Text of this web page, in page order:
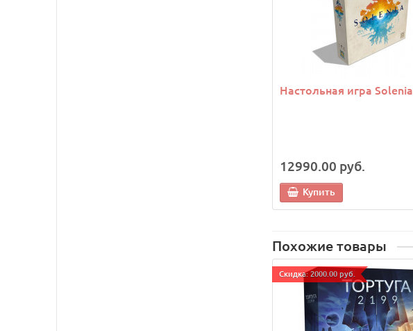
Настольная игра Solenia
12990.00 руб.
Купить
Похожие товары
Cкидка: 2000.00 руб.